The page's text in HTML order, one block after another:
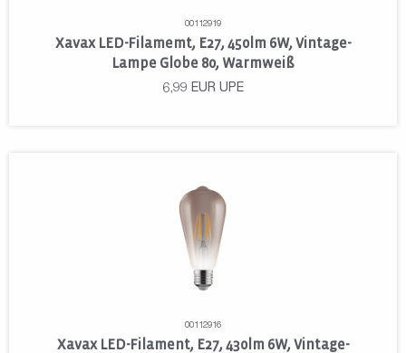
00112919
Xavax LED-Filamemt, E27, 450lm 6W, Vintage-
Lampe Globe 80, Warmweiß
6,99 EUR UPE
00112916
Xavax LED-Filament, E27, 430lm 6W, Vintage-